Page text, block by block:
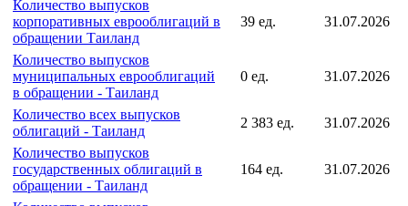
Количество выпусков
государственных еврооблигаций
в обращении - Таиланд
0 ед. 31.07.2026
Количество выпусков
корпоративных еврооблигаций в
обращении Таиланд
39 ед. 31.07.2026
Количество выпусков
муниципальных еврооблигаций
в обращении - Таиланд
Количество всех выпусков
облигаций - Таиланд